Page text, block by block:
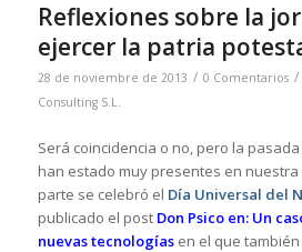
Reflexiones sobre la
ejercer la patria
28 de noviembre de 2013 / 0 Comentarios /
Consulting S.L.
Será coincidencia o no, pero la
han estado muy presentes en
parte se celebró el Día Universal del
publicado el post Don Psico en: Un
nuevas tecnologíasen el que también